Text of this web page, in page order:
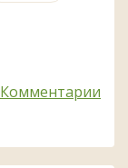
Комментарии